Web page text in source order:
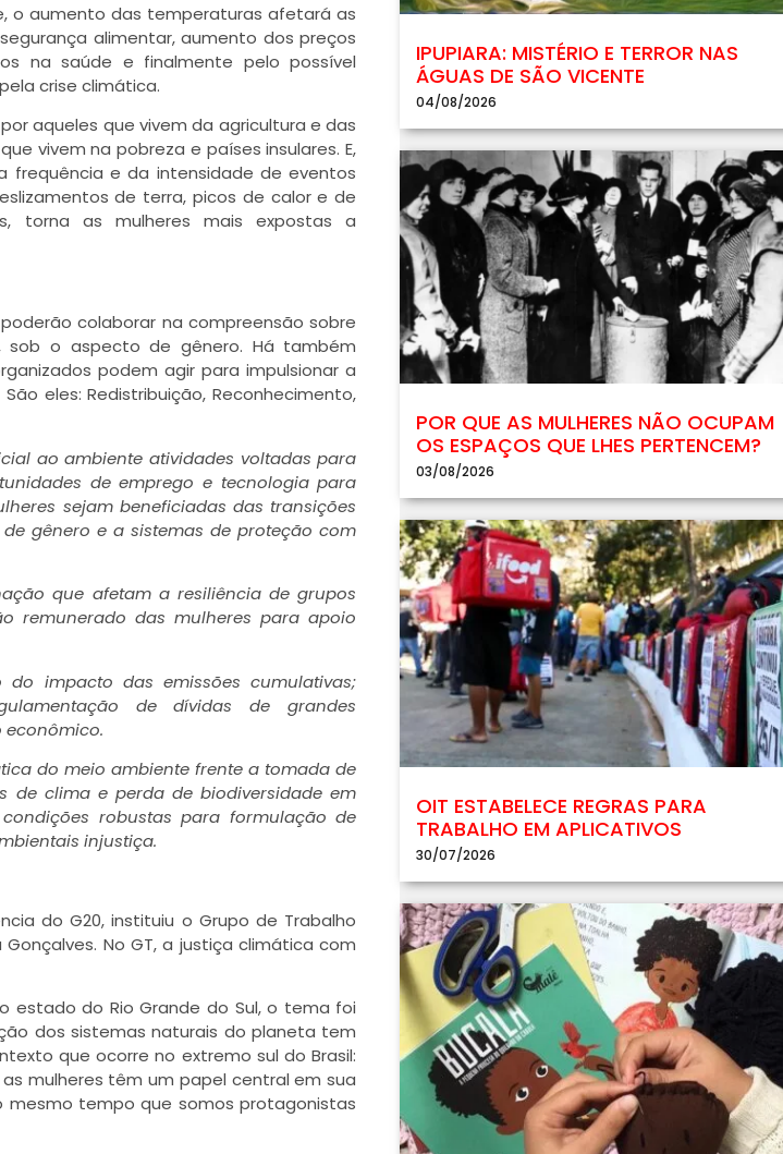
o aumento das temperaturas afetará as
alimentar, aumento dos preços
na saúde e finalmente pelo possível
crise climática.
aqueles que vivem da agricultura e das
vivem na pobreza e países insulares. E,
frequência e da intensidade de eventos
de terra, picos de calor e de
torna as mulheres mais expostas a
colaborar na compreensão sobre
sob o aspecto de gênero. Há também
podem agir para impulsionar a
eles: Redistribuição, Reconhecimento,
ao ambiente atividades voltadas para
de emprego e tecnologia para
sejam beneficiadas das transições
gênero e a sistemas de proteção com
que afetam a resiliência de grupos
remunerado das mulheres para apoio
impacto das emissões cumulativas;
de dívidas de grandes
econômico.
do meio ambiente frente a tomada de
de clima e perda de biodiversidade em
robustas para formulação de
injustiça.
do G20, instituiu o Grupo de Trabalho
No GT, a justiça climática com
estado do Rio Grande do Sul, o tema foi
dos sistemas naturais do planeta tem
que ocorre no extremo sul do Brasil:
mulheres têm um papel central em sua
mesmo tempo que somos protagonistas
IPUPIARA: MISTÉRIO E TERROR NAS
ÁGUAS DE SÃO VICENTE
04/08/2026
POR QUE AS MULHERES NÃO OCUPAM
OS ESPAÇOS QUE LHES PERTENCEM?
03/08/2026
OIT ESTABELECE REGRAS PARA
TRABALHO EM APLICATIVOS
30/07/2026